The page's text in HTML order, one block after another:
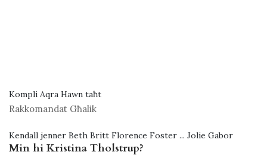
Kompli Aqra Hawn taħt
Rakkomandat Għalik
Kendall jenner Beth Britt Florence Foster ... Jolie Gabor
Min hi Kristina Tholstrup?